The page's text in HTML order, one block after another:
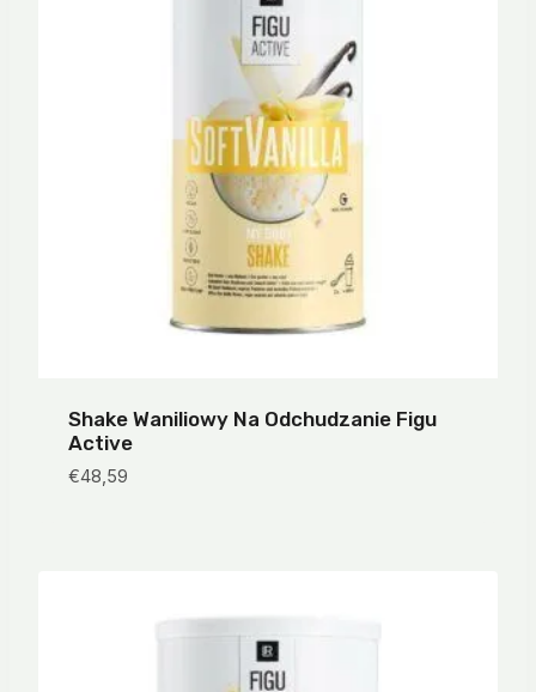
Shake Waniliowy Na Odchudzanie Figu
Active
€48,59